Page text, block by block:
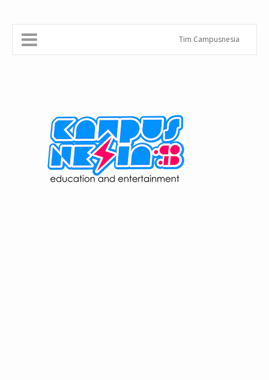
Tim Campusnesia